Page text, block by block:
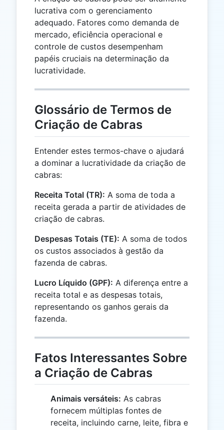
lucrativa com o gerenciamento
adequado. Fatores como demanda de
mercado, eficiência operacional e
controle de custos desempenham
papéis cruciais na determinação da
lucratividade.
Glossário de Termos de
Criação de Cabras
Entender estes termos-chave o ajudará
a dominar a lucratividade da criação de
cabras:
Receita Total (TR): A soma de toda a
receita gerada a partir de atividades de
criação de cabras.
Despesas Totais (TE): A soma de todos
os custos associados à gestão da
fazenda de cabras.
Lucro Líquido (GPF): A diferença entre a
receita total e as despesas totais,
representando os ganhos gerais da
fazenda.
Fatos Interessantes Sobre
a Criação de Cabras
Animais versáteis: As cabras
fornecem múltiplas fontes de
receita, incluindo carne, leite, fibra e